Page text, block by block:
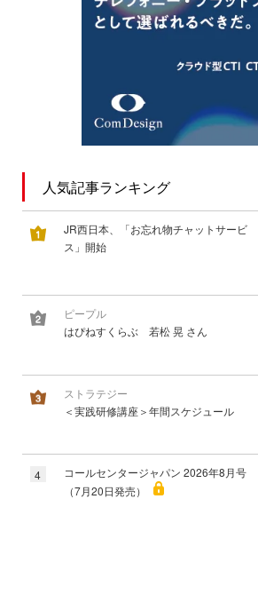
人気記事ランキング
JR西日本、「お忘れ物チャットサービ
ス」開始
ピープル
はぴねすくらぶ 若松 晃 さん
ストラテジー
＜実践研修講座＞年間スケジュール
4
コールセンタージャパン 2026年8月号
（7月20日発売）